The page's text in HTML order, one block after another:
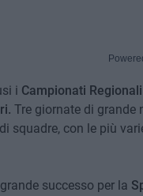
i Campionati
Tre giornate di grande
squadre, con le più
successo per la